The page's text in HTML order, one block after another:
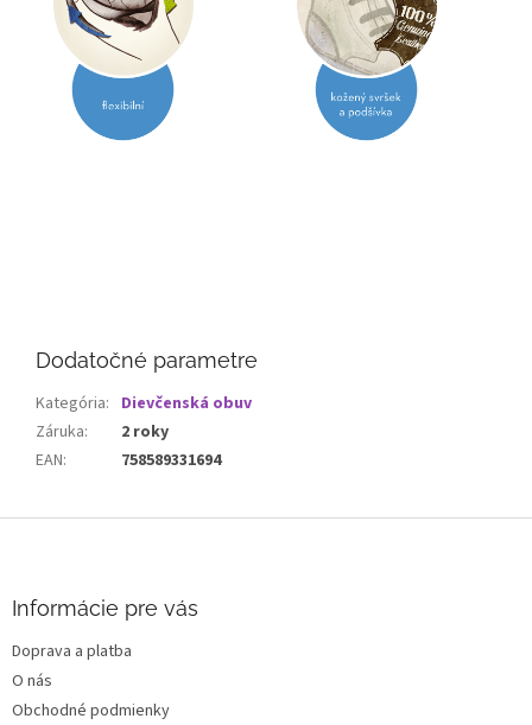
Dodatočné parametre
Kategória: Dievčenská obuv
Záruka:
2 roky
EAN: 758589331694
e
Informácie pre vás
Doprava a platba
O nás
Obchodné podmienky